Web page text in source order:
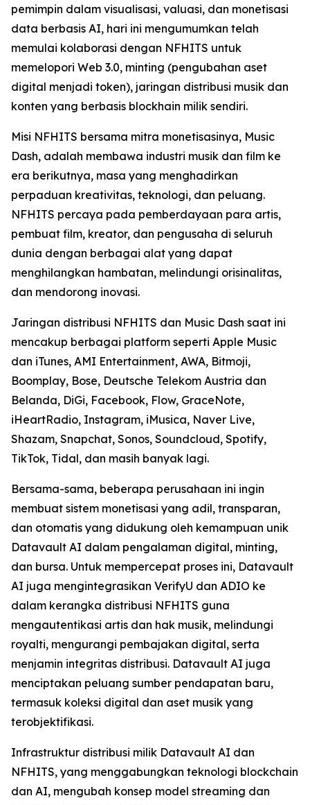
pemimpin dalam visualisasi, valuasi, dan monetisasi
data berbasis AI, hari ini mengumumkan telah
memulai kolaborasi dengan NFHITS untuk
memelopori Web 3.0, minting (pengubahan aset
digital menjadi token), jaringan distribusi musik dan
konten yang berbasis blockhain milik sendiri.
Misi NFHITS bersama mitra monetisasinya, Music
Dash, adalah membawa industri musik dan film ke
era berikutnya, masa yang menghadirkan
perpaduan kreativitas, teknologi, dan peluang.
NFHITS percaya pada pemberdayaan para artis,
pembuat film, kreator, dan pengusaha di seluruh
dunia dengan berbagai alat yang dapat
menghilangkan hambatan, melindungi orisinalitas,
dan mendorong inovasi.
Jaringan distribusi NFHITS dan Music Dash saat ini
mencakup berbagai platform seperti Apple Music
dan iTunes, AMI Entertainment, AWA, Bitmoji,
Boomplay, Bose, Deutsche Telekom Austria dan
Belanda, DiGi, Facebook, Flow, GraceNote,
iHeartRadio, Instagram, iMusica, Naver Live,
Shazam, Snapchat, Sonos, Soundcloud, Spotify,
TikTok, Tidal, dan masih banyak lagi.
Bersama-sama, beberapa perusahaan ini ingin
membuat sistem monetisasi yang adil, transparan,
dan otomatis yang didukung oleh kemampuan unik
Datavault AI dalam pengalaman digital, minting,
dan bursa. Untuk mempercepat proses ini, Datavault
AI juga mengintegrasikan VerifyU dan ADIO ke
dalam kerangka distribusi NFHITS guna
mengautentikasi artis dan hak musik, melindungi
royalti, mengurangi pembajakan digital, serta
menjamin integritas distribusi. Datavault AI juga
menciptakan peluang sumber pendapatan baru,
termasuk koleksi digital dan aset musik yang
terobjektifikasi.
Infrastruktur distribusi milik Datavault AI dan
NFHITS, yang menggabungkan teknologi blockchain
dan AI, mengubah konsep model streaming dan